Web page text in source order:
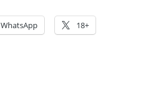
WhatsApp 18+